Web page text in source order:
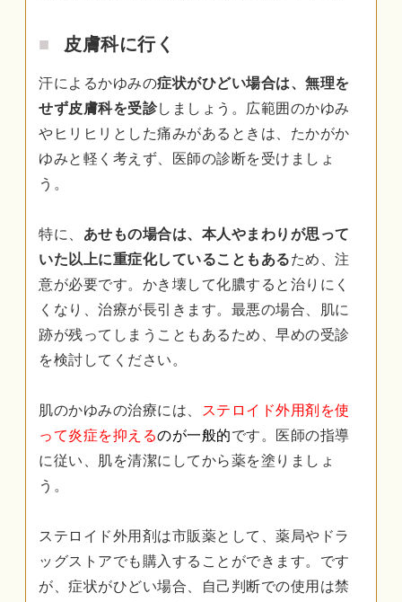
皮膚科に行く
汗によるかゆみの症状がひどい場合は、無理を
せず皮膚科を受診しましょう。広範囲のかゆみ
やヒリヒリとした痛みがあるときは、たかがか
ゆみと軽く考えず、医師の診断を受けましょ
う。
特に、 あせもの場合は、本人やまわりが思って
いた以上に重症化していることもあるため、注
意が必要です。かき壊して化膿すると治りにく
くなり、治療が長引きます。最悪の場合、肌に
跡が残ってしまうこともあるため、早めの受診
を検討してください。
肌のかゆみの治療には、 ステロイド外用剤を使
って炎症を抑えるのが一般的です。医師の指導
に従い、肌を清潔にしてから薬を塗りましょ
う。
ステロイド外用剤は市販薬として、薬局やドラ
ッグストアでも購入することができます。です
が、症状がひどい場合、自己判断での使用は禁